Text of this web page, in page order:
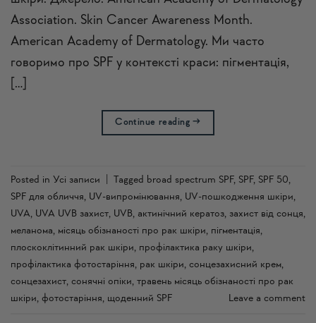
Association. Skin Cancer Awareness Month.
American Academy of Dermatology. Ми часто
говоримо про SPF у контексті краси: пігментація,
[…]
Continue reading→
Posted in Усi записи Tagged broad spectrum SPF, SPF, SPF 50,
SPF для обличчя, UV-випромінювання, UV-пошкодження шкіри,
UVA, UVA UVB захист, UVB, актинічний кератоз, захист від сонця,
меланома, місяць обізнаності про рак шкіри, пігментація,
плоскоклітинний рак шкіри, профілактика раку шкіри,
профілактика фотостаріння, рак шкіри, сонцезахисний крем,
сонцезахист, сонячні опіки, травень місяць обізнаності про рак
шкіри, фотостаріння, щоденний SPF Leave a comment